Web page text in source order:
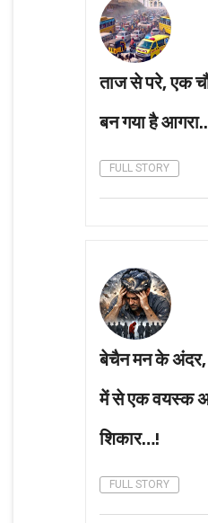
ताज से परे, एक
बन गया है
FULL STORY
बेचैन मन के अंदर,
में से एक वयस्क
शिकार…!
FULL STORY